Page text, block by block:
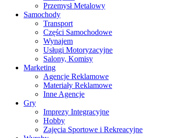
Przemysł Metalowy
Samochody
Transport
Części Samochodowe
Wynajem
Usługi Motoryzacyjne
Salony, Komisy
Marketing
Agencje Reklamowe
Materiały Reklamowe
Inne Agencje
Gry
Imprezy Integracyjne
Hobby
Zajęcia Sportowe i Rekreacyjne